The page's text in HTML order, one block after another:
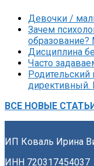
Девочки /
Зачем
Дисциплина
Часто
директивный.
ВСЕ НОВЫЕ
ИП Коваль Ирина
ИНН 720317454037